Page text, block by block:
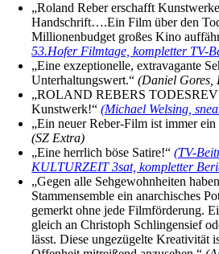
„Roland Reber erschafft
Handschrift….Ein Film über den
Millionenbudget großes Kino
53.Hofer Filmtage, kompletter TV-
„Eine exzeptionelle, extravagante
Unterhaltungswert.“(Daniel
„ROLAND REBERS
Kunstwerk!“(Michael Welsing,
„Ein neuer Reber-Film ist immer
(SZ Extra)
„Eine herrlich böse Satire!“(TV-
KULTURZEIT 3sat, kompletter
„Gegen alle Sehgewohnheiten
Stammensemble ein anarchisches
gemerkt ohne jede Filmförderung.
gleich an Christoph Schlingensief
lässt. Diese ungezügelte Kreativität